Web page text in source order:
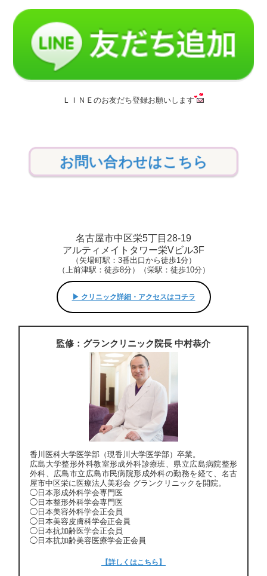
ＬＩＮＥのお友だち登録お願いします
お問い合わせはこちら
名古屋市中区栄5丁目28-19
アルティメイトタワー栄Vビル3F
（矢場町駅：3番出口から徒歩1分）
（上前津駅：徒歩8分）（栄駅：徒歩10分）
▶︎ クリニック詳細・アクセスはコチラ
監修：グランクリニック院長 中村恭介
香川医科大学医学部（現香川大学医学部）卒業。
広島大学整形外科教室形成外科診療班、県立広島病院整形
外科、広島市立広島市民病院形成外科の勤務を経て、名古
屋市中区栄に医療法人美彩会 グランクリニックを開院。
◯日本形成外科学会専門医
◯日本整形外科学会専門医
◯日本美容外科学会正会員
◯日本美容皮膚科学会正会員
◯日本抗加齢医学会正会員
◯日本抗加齢美容医療学会正会員
【詳しくはこちら】